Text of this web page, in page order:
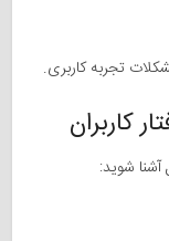
تجربه کاربری.
کاربران
شوید: